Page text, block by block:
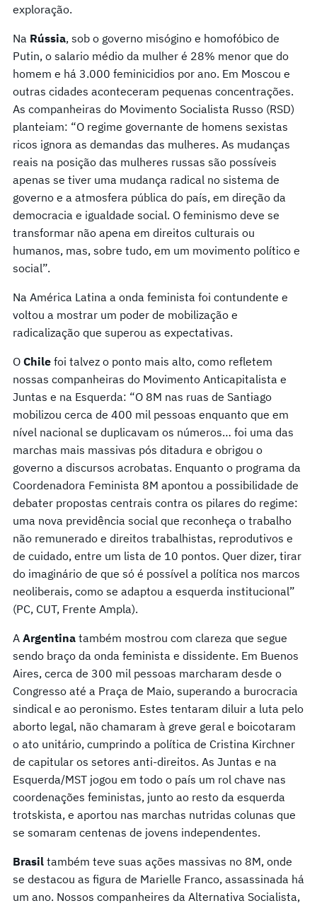
exploração.
Na Rússia, sob o governo misógino e homofóbico de
Putin, o salario médio da mulher é 28% menor que do
homem e há 3.000 feminicidios por ano. Em Moscou e
outras cidades aconteceram pequenas concentrações.
As companheiras do Movimento Socialista Russo (RSD)
planteiam: “O regime governante de homens sexistas
ricos ignora as demandas das mulheres. As mudanças
reais na posição das mulheres russas são possíveis
apenas se tiver uma mudança radical no sistema de
governo e a atmosfera pública do país, em direção da
democracia e igualdade social. O feminismo deve se
transformar não apena em direitos culturais ou
humanos, mas, sobre tudo, em um movimento político e
social”.
Na América Latina a onda feminista foi contundente e
voltou a mostrar um poder de mobilização e
radicalização que superou as expectativas.
O Chile foi talvez o ponto mais alto, como refletem
nossas companheiras do Movimento Anticapitalista e
Juntas e na Esquerda: “O 8M nas ruas de Santiago
mobilizou cerca de 400 mil pessoas enquanto que em
nível nacional se duplicavam os números… foi uma das
marchas mais massivas pós ditadura e obrigou o
governo a discursos acrobatas. Enquanto o programa da
Coordenadora Feminista 8M apontou a possibilidade de
debater propostas centrais contra os pilares do regime:
uma nova previdência social que reconheça o trabalho
não remunerado e direitos trabalhistas, reprodutivos e
de cuidado, entre um lista de 10 pontos. Quer dizer, tirar
do imaginário de que só é possível a política nos marcos
neoliberais, como se adaptou a esquerda institucional”
(PC, CUT, Frente Ampla).
A Argentina também mostrou com clareza que segue
sendo braço da onda feminista e dissidente. Em Buenos
Aires, cerca de 300 mil pessoas marcharam desde o
Congresso até a Praça de Maio, superando a burocracia
sindical e ao peronismo. Estes tentaram diluir a luta pelo
aborto legal, não chamaram à greve geral e boicotaram
o ato unitário, cumprindo a política de Cristina Kirchner
de capitular os setores anti-direitos. As Juntas e na
Esquerda/MST jogou em todo o país um rol chave nas
coordenações feministas, junto ao resto da esquerda
trotskista, e aportou nas marchas nutridas colunas que
se somaram centenas de jovens independentes.
Brasil também teve suas ações massivas no 8M, onde
se destacou as figura de Marielle Franco, assassinada há
um ano. Nossos companheires da Alternativa Socialista,